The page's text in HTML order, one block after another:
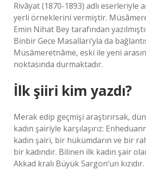
Rivâyat (1870-1893) adlı eserleriyle
yerli örneklerini vermiştir.
Emin Nihat Bey tarafından
Binbir Gece Masalları’yla da
Müsâmeretnâme, eski ile yeni
noktasında durmaktadır.
İlk şiiri kim yazdı?
Merak edip geçmişi araştırırsak,
kadın şairiyle karşılaşırız:
kadın şairi, bir hükümdarın ve bir
bir kadındır. Bilinen ilk kadın şair
Akkad kralı Büyük Sargon’un kızıdır.